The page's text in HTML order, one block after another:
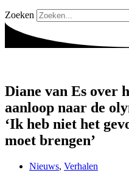
Zoeken
Diane van Es over
aanloop naar de
‘Ik heb niet het
moet brengen’
Nieuws, Verhalen